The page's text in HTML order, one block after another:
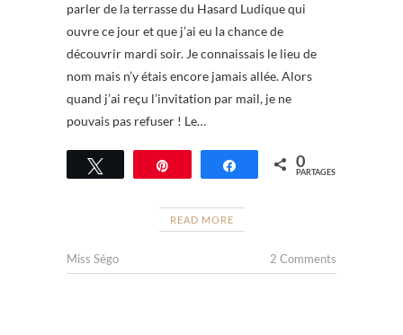
parler de la terrasse du Hasard Ludique qui
ouvre ce jour et que j’ai eu la chance de
découvrir mardi soir. Je connaissais le lieu de
nom mais n’y étais encore jamais allée. Alors
quand j’ai reçu l’invitation par mail, je ne
pouvais pas refuser ! Le…
Tweetez Partagez0
PARTAGES
READ MORE
Miss Ségo 2 Comments